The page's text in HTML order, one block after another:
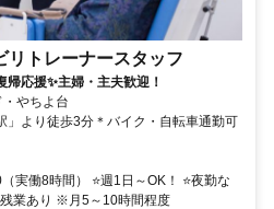
リトレーナースタッフ
応援✨主婦・主夫歓迎！
やちよ台
」より徒歩3分＊バイク・自転車通勤可
実働8時間） ⭐週1日～OK！ ⭐夜勤な
残業あり ※月5～10時間程度